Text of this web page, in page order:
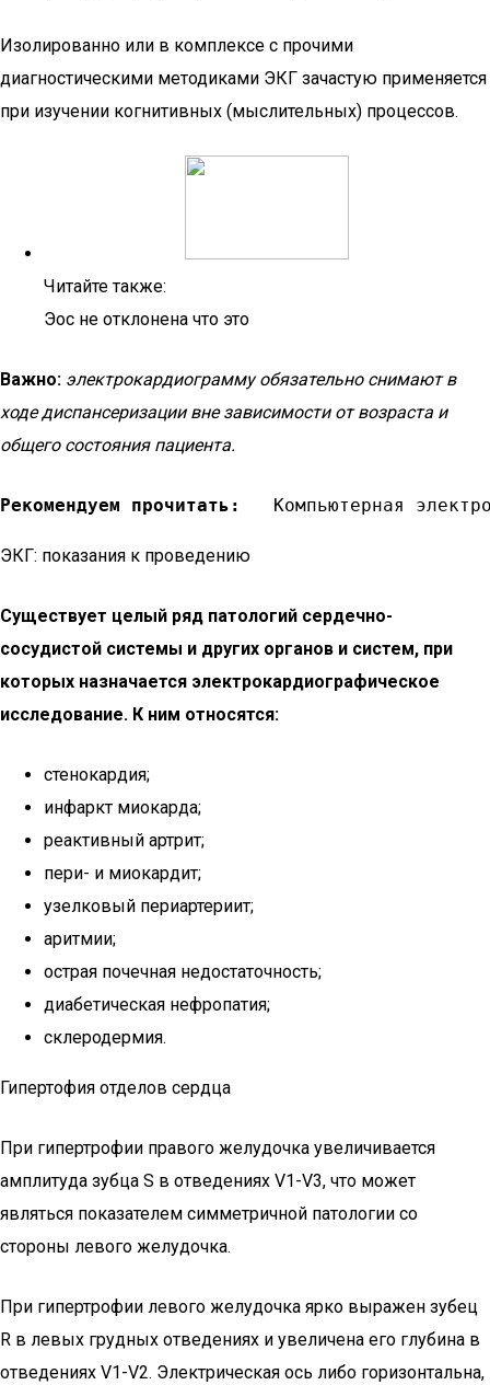
Изолированно или в комплексе с прочими
диагностическими методиками ЭКГ зачастую применяется
при изучении когнитивных (мыслительных) процессов.
Читайте также:
Эос не отклонена что это
Важно: электрокардиограмму обязательно снимают в
ходе диспансеризации вне зависимости от возраста и
общего состояния пациента.
Рекомендуем прочитать:
Компьютерная
ЭКГ: показания к проведению
Существует целый ряд патологий сердечно-
сосудистой системы и других органов и систем, при
которых назначается электрокардиографическое
исследование. К ним относятся:
стенокардия;
инфаркт миокарда;
реактивный артрит;
пери- и миокардит;
узелковый периартериит;
аритмии;
острая почечная недостаточность;
диабетическая нефропатия;
склеродермия.
Гипертофия отделов сердца
При гипертрофии правого желудочка увеличивается
амплитуда зубца S в отведениях V1-V3, что может
являться показателем симметричной патологии со
стороны левого желудочка.
При гипертрофии левого желудочка ярко выражен зубец
R в левых грудных отведениях и увеличена его глубина в
отведениях V1-V2. Электрическая ось либо горизонтальна,